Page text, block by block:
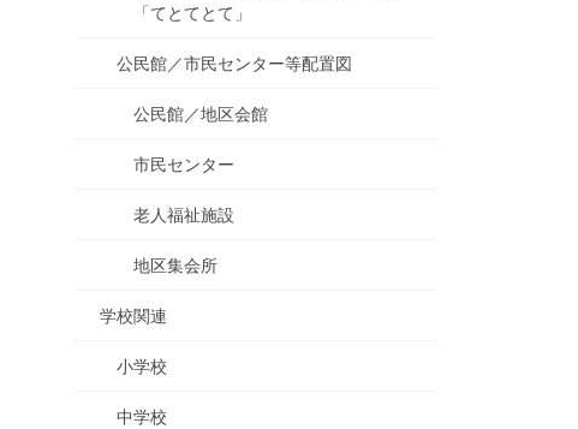
「てとてとて」
公民館／市民センター等配置図
公民館／地区会館
市民センター
老人福祉施設
地区集会所
学校関連
小学校
中学校